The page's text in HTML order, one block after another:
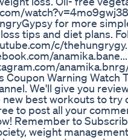
for more
tips and diet plans.
c/
anamika.bane...
Coupon Warning Watch
We'll give you
best workouts to try
to post all your
Remember to
weight